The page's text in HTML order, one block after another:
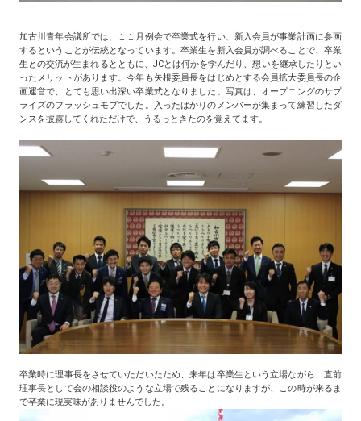
加古川青年会議所では、１１月例会で卒業式を行い、新入会員が事業計画に参画
するということが伝統となっています。卒業生を新入会員が調べることで、卒業
生との交流が生まれるとともに、JCとは何かを学んだり、想いを継承したりとい
ったメリットがあります。今年も矢根委員長をはじめとする会員拡大委員長の企
画運営で、とても思い出深い卒業式となりました。写真は、オープニングのサプ
ライズのフラッシュモブでした。入ったばかりのメンバーが集まって練習したダ
ンスを披露してくれただけで、うるっときたのを覚えてます。
卒業時に理事長をさせていただいたため、来年は卒業生という立場ながら、直前
理事長として会の相談役のような立場で残ることになりますが、この時が来るま
で卒業に現実味がありませんでした。